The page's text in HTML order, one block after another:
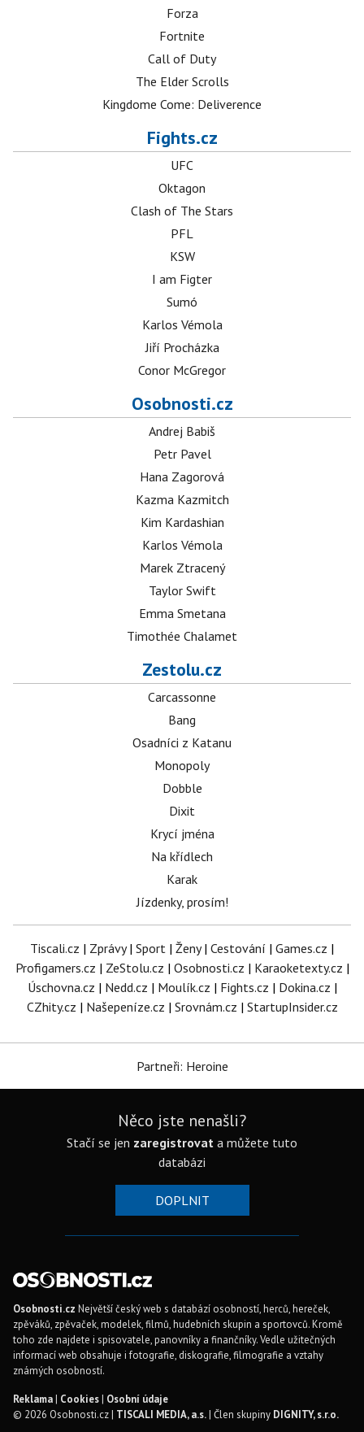
Forza
Fortnite
Call of Duty
The Elder Scrolls
Kingdome Come: Deliverence
Fights.cz
UFC
Oktagon
Clash of The Stars
PFL
KSW
I am Figter
Sumó
Karlos Vémola
Jiří Procházka
Conor McGregor
Osobnosti.cz
Andrej Babiš
Petr Pavel
Hana Zagorová
Kazma Kazmitch
Kim Kardashian
Karlos Vémola
Marek Ztracený
Taylor Swift
Emma Smetana
Timothée Chalamet
Zestolu.cz
Carcassonne
Bang
Osadníci z Katanu
Monopoly
Dobble
Dixit
Krycí jména
Na křídlech
Karak
Jízdenky, prosím!
Tiscali.cz | Zprávy| Sport | Ženy| Cestování | Games.cz |
Profigamers.cz | ZeStolu.cz | Osobnosti.cz | Karaoketexty.cz |
Úschovna.cz | Nedd.cz | Moulík.cz | Fights.cz | Dokina.cz |
CZhity.cz | Našepeníze.cz | Srovnám.cz | StartupInsider.cz
Partneři: Heroine
Něco jste nenašli?
Stačí se jen zaregistrovat a můžete tuto
databázi
DOPLNIT
Osobnosti.cz Největší český web s databází osobností, herců, hereček,
zpěváků, zpěvaček, modelek, filmů, hudebních skupin a sportovců. Kromě
toho zde najdete i spisovatele, panovníky a finančníky. Vedle užitečných
informací web obsahuje i fotografie, diskografie, filmografie a vztahy
známých osobností.
Reklama| Cookies| Osobní údaje
© 2026 Osobnosti.cz | TISCALI MEDIA, a.s.| Člen skupiny DIGNITY, s.r.o.